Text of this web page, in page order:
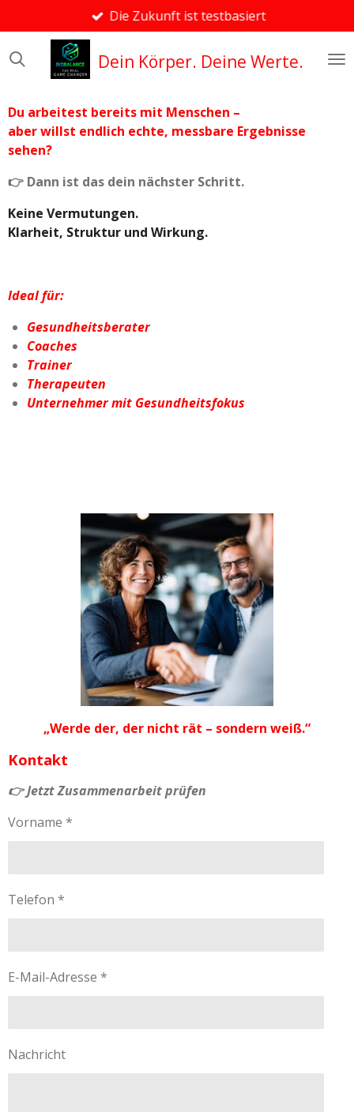
Hauptinhalt
springen
Dein Körper. Deine Werte.
Die Zukunft ist testbasiert
Du arbeitest bereits mit Menschen –
aber willst endlich echte, messbare Ergebnisse
sehen?
👉 Dann ist das dein nächster Schritt.
Keine Vermutungen.
Klarheit, Struktur und Wirkung.
Ideal für:
Gesundheitsberater
Coaches
Trainer
Therapeuten
Unternehmer mit Gesundheitsfokus
„Werde der, der nicht rät – sondern weiß.“
Kontakt
👉 Jetzt Zusammenarbeit prüfen
Vorname *
Telefon *
E-Mail-Adresse *
Nachricht